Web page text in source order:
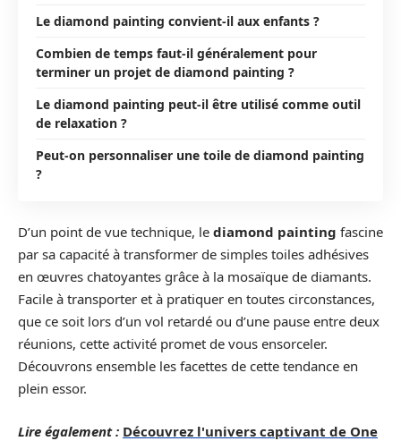
Le diamond painting convient-il aux enfants ?
Combien de temps faut-il généralement pour
terminer un projet de diamond painting ?
Le diamond painting peut-il être utilisé comme outil
de relaxation ?
Peut-on personnaliser une toile de diamond painting
?
D’un point de vue technique, le diamond painting fascine
par sa capacité à transformer de simples toiles adhésives
en œuvres chatoyantes grâce à la mosaïque de diamants.
Facile à transporter et à pratiquer en toutes circonstances,
que ce soit lors d’un vol retardé ou d’une pause entre deux
réunions, cette activité promet de vous ensorceler.
Découvrons ensemble les facettes de cette tendance en
plein essor.
Lire également : Découvrez l'univers captivant de One